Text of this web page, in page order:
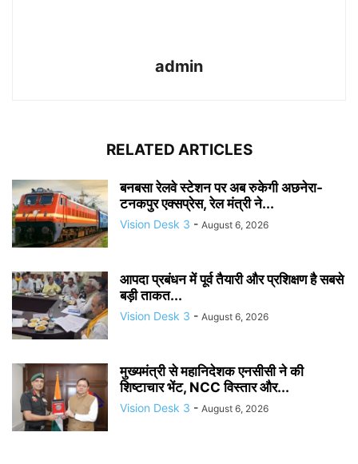
admin
RELATED ARTICLES
बनबसा रेलवे स्टेशन पर अब रुकेगी अछनेरा-
टनकपुर एक्सप्रेस, रेल मंत्री ने...
Vision Desk 3 - August 6, 2026
आपदा प्रबंधन में पूर्व तैयारी और प्रशिक्षण है सबसे
बड़ी ताकत...
Vision Desk 3 - August 6, 2026
मुख्यमंत्री से महानिदेशक एनसीसी ने की
शिष्टाचार भेंट, NCC विस्तार और...
Vision Desk 3 - August 6, 2026